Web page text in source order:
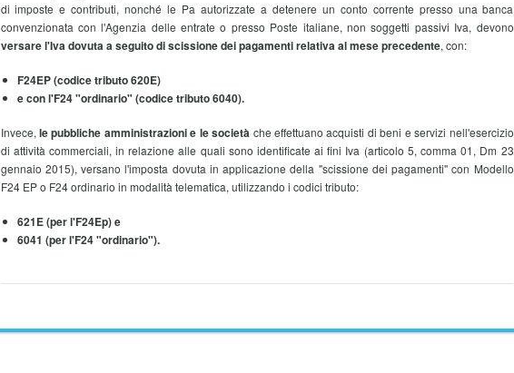
di imposte e contributi, nonché le Pa autorizzate a detenere un conto corrente presso una banca
convenzionata con l'Agenzia delle entrate o presso Poste italiane, non soggetti passivi Iva, devono
versare l'Iva dovuta a seguito di scissione dei pagamenti relativa al mese precedente, con:
F24EP (codice tributo 620E)
e con l'F24 "ordinario" (codice tributo 6040).
Invece, le pubbliche amministrazioni e le società che effettuano acquisti di beni e servizi nell'esercizio
di attività commerciali, in relazione alle quali sono identificate ai fini Iva (articolo 5, comma 01, Dm 23
gennaio 2015), versano l'imposta dovuta in applicazione della "scissione dei pagamenti" con Modello
F24 EP o F24 ordinario in modalità telematica, utilizzando i codici tributo:
621E (per l'F24Ep) e
6041 (per l'F24 "ordinario").